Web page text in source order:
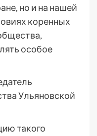
но и на нашей
коренных
особое
Ульяновской
такого